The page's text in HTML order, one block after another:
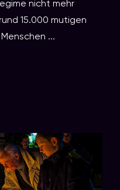
nicht mehr
15.000 mutigen
...